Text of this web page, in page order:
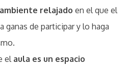
ambiente relajado en el que el
ganas de participar y lo haga
el aula es un espacio